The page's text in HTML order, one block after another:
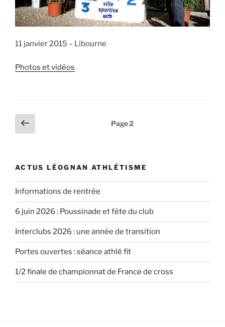
11 janvier 2015 – Libourne
Photos et vidéos
Pagination
des
Page
précédente
Page2
ACTUS LÉOGNAN ATHLÉTISME
Informations de rentrée
6 juin 2026 : Poussinade et fête du club
Interclubs 2026 : une année de transition
Portes ouvertes : séance athlé fit
1/2 finale de championnat de France de cross